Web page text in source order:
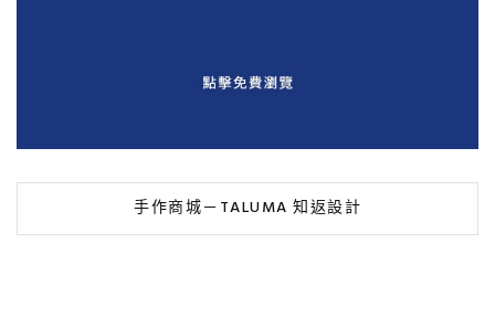
手作商城－TALUMA 知返設計